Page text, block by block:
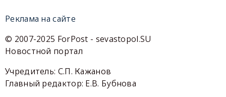
Реклама на сайте
© 2007-2025 ForPost - sevastopol.SU
Новостной портал
Учредитель: С.П. Кажанов
Главный редактор: Е.В. Бубнова